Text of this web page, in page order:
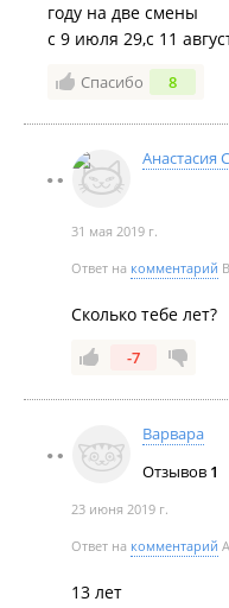
году на две смены
с 9 июля 29,с 11
Спасибо 8
Анастасия
31 мая 2019 г.
Ответ на комментарий
Сколько тебе лет?
-7
Варвара
Отзывов 1
23 июня 2019 г.
Ответ на комментарий
13 лет